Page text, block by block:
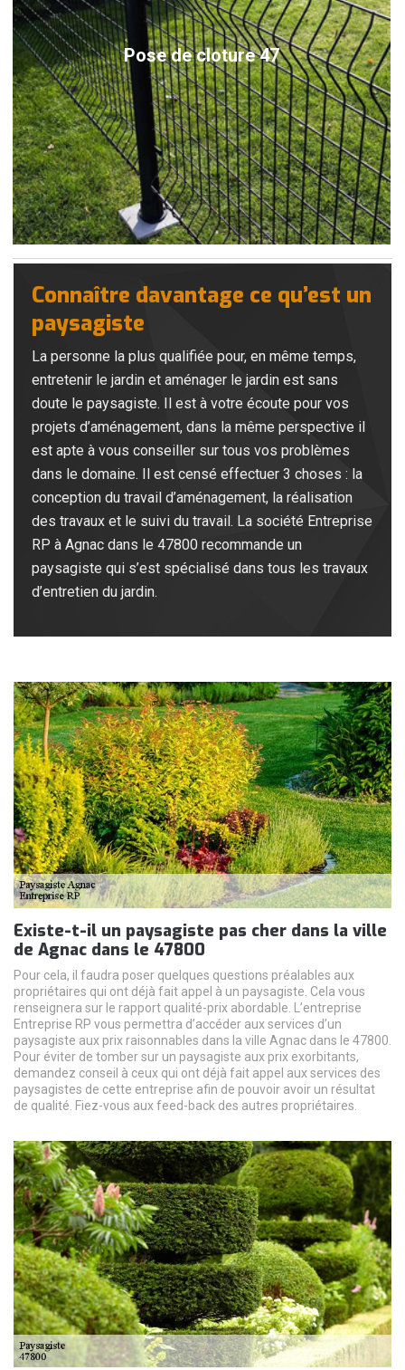
Pose de cloture 47
Connaître davantage ce qu’est un
paysagiste
La personne la plus qualifiée pour, en même temps,
entretenir le jardin et aménager le jardin est sans
doute le paysagiste. Il est à votre écoute pour vos
projets d’aménagement, dans la même perspective il
est apte à vous conseiller sur tous vos problèmes
dans le domaine. Il est censé effectuer 3 choses : la
conception du travail d’aménagement, la réalisation
des travaux et le suivi du travail. La société Entreprise
RP à Agnac dans le 47800 recommande un
paysagiste qui s’est spécialisé dans tous les travaux
d’entretien du jardin.
Existe-t-il un paysagiste pas cher dans la ville
de Agnac dans le 47800
Pour cela, il faudra poser quelques questions préalables aux
propriétaires qui ont déjà fait appel à un paysagiste. Cela vous
renseignera sur le rapport qualité-prix abordable. L’entreprise
Entreprise RP vous permettra d’accéder aux services d’un
paysagiste aux prix raisonnables dans la ville Agnac dans le 47800.
Pour éviter de tomber sur un paysagiste aux prix exorbitants,
demandez conseil à ceux qui ont déjà fait appel aux services des
paysagistes de cette entreprise afin de pouvoir avoir un résultat
de qualité. Fiez-vous aux feed-back des autres propriétaires.